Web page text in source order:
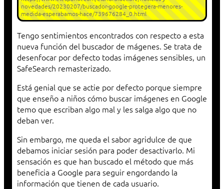
novedades/20230207/buscador-google-protegera-menores-
medida-esperabamos-hace/739676284_0.html
Tengo sentimientos encontrados con respecto a esta
nueva función del buscador de mágenes. Se trata de
desenfocar por defecto todas imágenes sensibles, un
SafeSearch remasterizado.
Está genial que se actie por defecto porque siempre
que enseño a niños cómo buscar imágenes en Google
temo que escriban algo mal y les salga algo que no
deban ver.
Sin embargo, me queda el sabor agridulce de que
debamos iniciar sesión para poder desactivarlo. Mi
sensación es que han buscado el método que más
beneficia a Google para seguir engordando la
información que tienen de cada usuario.